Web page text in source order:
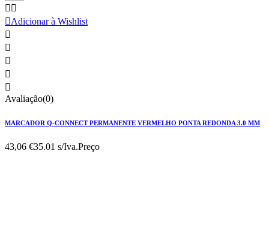
 
Adicionar à Wishlist





Avaliação(0)
MARCADOR Q-CONNECT PERMANENTE VERMELHO PONTA REDONDA 3.0 MM
43,06 €35.01 s/Iva.Preço